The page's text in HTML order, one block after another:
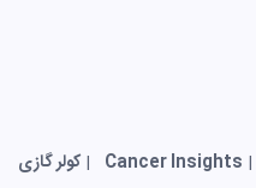
|
Cancer Insights
|کولر گازی